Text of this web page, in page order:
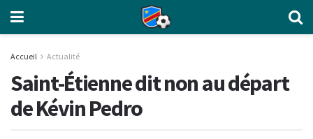
Accueil Actualité
Saint-Étienne dit non au départ
de Kévin Pedro